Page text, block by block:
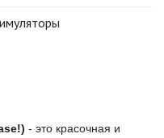
- это красочная и